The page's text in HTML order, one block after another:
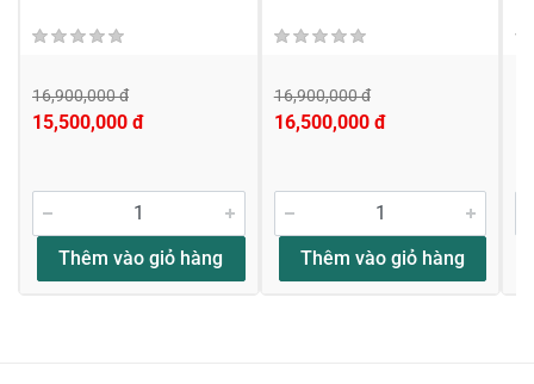
16,900,000 đ
15,500,000 đ
Thêm vào giỏ hàng
16,900,000 đ
16,500,000 đ
Thêm vào giỏ hàng